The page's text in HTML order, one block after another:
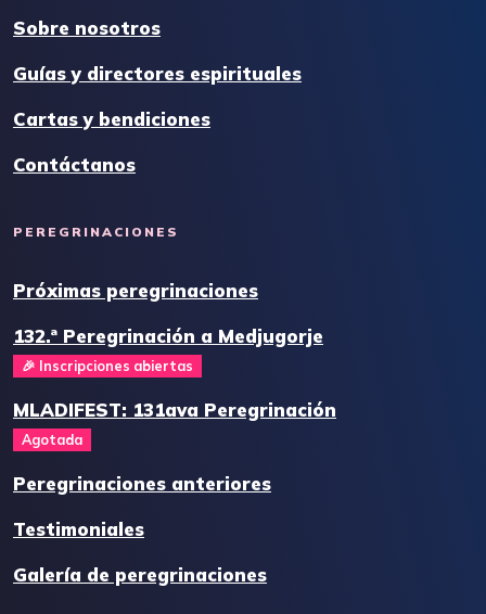
Sobre nosotros
Guías y directores espirituales
Cartas y bendiciones
Contáctanos
PEREGRINACIONES
Próximas peregrinaciones
132.ª Peregrinación a Medjugorje
🎉 Inscripciones abiertas
MLADIFEST: 131ava Peregrinación
Agotada
Peregrinaciones anteriores
Testimoniales
Galería de peregrinaciones